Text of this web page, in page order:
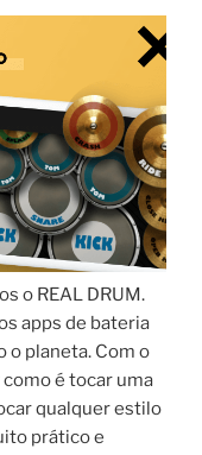
o REAL DRUM.
apps de bateria
o planeta. Com o
é tocar uma
qualquer estilo
prático e